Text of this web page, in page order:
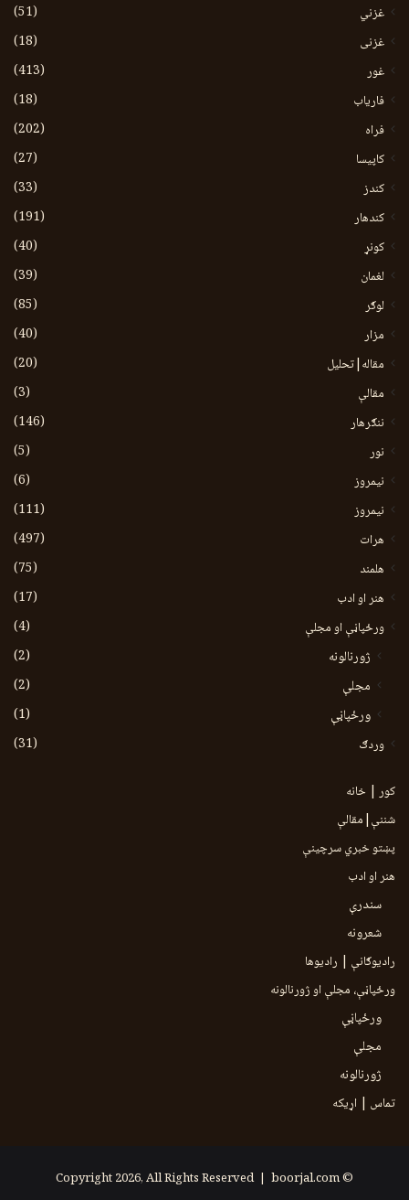
غزني
(51)
غزنی
(18)
غور
(413)
فاریاب
(18)
فراه
(202)
کاپیسا
(27)
کندز
(33)
کندهار
(191)
کونړ
(40)
لغمان
(39)
لوګر
(85)
مزار
(40)
مقاله|تحلیل
(20)
مقالې
(3)
ننګرهار
(146)
نور
(5)
نيمروز
(6)
نیمروز
(111)
هرات
(497)
هلمند
(75)
هنر او ادب
(17)
ورځپاڼې او مجلې
(4)
ژورنالونه
(2)
مجلې
(2)
ورځپاڼې
(1)
وردګ
(31)
کور | خانه
شننې|مقالې
پښتو خبري سرچينې
هنر او ادب
سندرې
شعرونه
رادیوګانې | رادیوها
ورځپاڼې، مجلې او ژورنالونه
ورځپاڼې
مجلې
ژورنالونه
تماس | اړیکه
© Copyright 2026, All Rights Reserved |
boorjal.com